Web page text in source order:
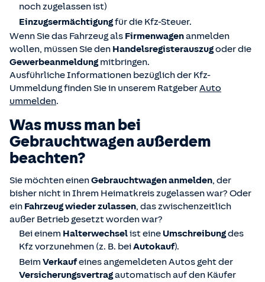
noch zugelassen ist)
Einzugsermächtigungfür die Kfz-Steuer.
Wenn Sie das Fahrzeug als Firmenwagenanmelden
wollen, müssen Sie den Handelsregisterauszugoder die
Gewerbeanmeldungmitbringen.
Ausführliche Informationen bezüglich der Kfz-
Ummeldung finden Sie in unserem RatgeberAuto
ummelden.
Was muss man bei
Gebrauchtwagen außerdem
beachten?
Sie möchten einenGebrauchtwagen anmelden, der
bisher nicht in Ihrem Heimatkreis zugelassen war? Oder
ein Fahrzeug wieder zulassen, das zwischenzeitlich
außer Betrieb gesetzt worden war?
Bei einem Halterwechselist eine Umschreibungdes
Kfz vorzunehmen (z. B. beiAutokauf).
Beim Verkaufeines angemeldeten Autos geht der
Versicherungsvertragautomatisch auf den Käufer